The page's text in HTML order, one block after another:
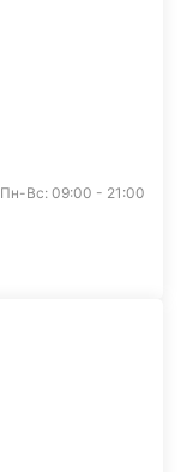
Пн-Вс: 09:00 - 21:00